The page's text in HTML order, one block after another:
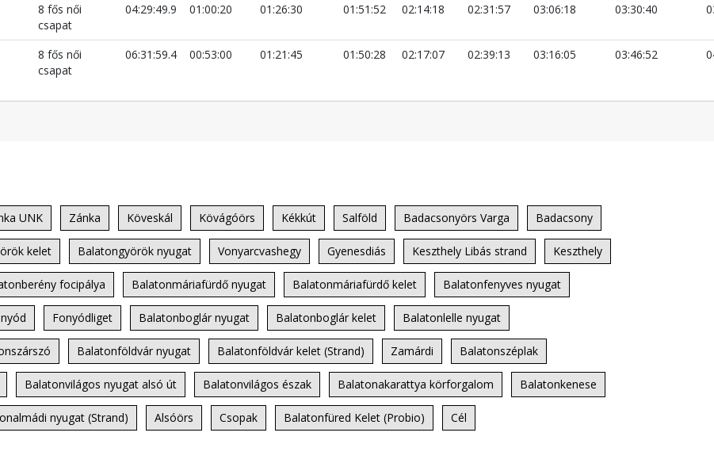
8 fős női
csapat
04:29:49.9 01:00:20 01:26:30 01:51:52 02:14:18 02:31:57 03:06:18 03:30:40
8 fős női
csapat
06:31:59.4 00:53:00 01:21:45 01:50:28 02:17:07 02:39:13 03:16:05 03:46:52
UNK Zánka Köveskál Kövágóörs Kékkút Salföld Badacsonyörs Varga Badacsony
kelet Balatongyörök nyugat Vonyarcvashegy Gyenesdiás Keszthely Libás strand Keszthely
focipálya Balatonmáriafürdő nyugat Balatonmáriafürdő kelet Balatonfenyves nyugat
Fonyódliget Balatonboglár nyugat Balatonboglár kelet Balatonlelle nyugat
Balatonföldvár nyugat Balatonföldvár kelet (Strand) Zamárdi Balatonszéplak
Balatonvilágos nyugat alsó út Balatonvilágos észak Balatonakarattya körforgalom Balatonkenese
nyugat (Strand) Alsóörs Csopak Balatonfüred Kelet (Probio) Cél